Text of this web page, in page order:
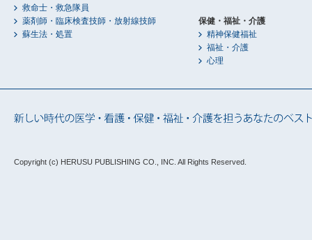
救命士・救急隊員
薬剤師・臨床検査技師・放射線技師
蘇生法・処置
保健・福祉・介護
精神保健福祉
福祉・介護
心理
Copyright (c) HERUSU PUBLISHING CO., INC. All Rights Reserved.